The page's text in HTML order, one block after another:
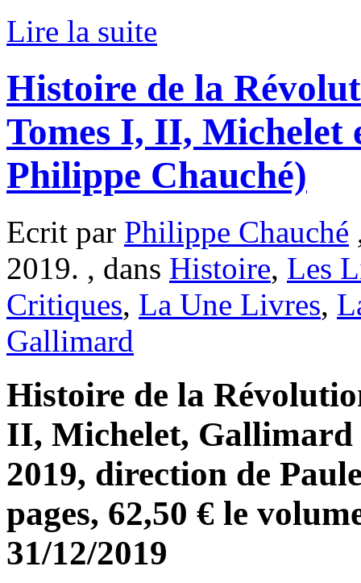
Lire la suite
Histoire de la
Tomes I, II, Michelet
Philippe Chauché)
Ecrit par Philippe Chauché
2019. , dans Histoire, Les
Critiques, La Une Livres,
Gallimard
Histoire de la
II, Michelet, Gallimard
2019, direction de
pages, 62,50 € le
31/12/2019